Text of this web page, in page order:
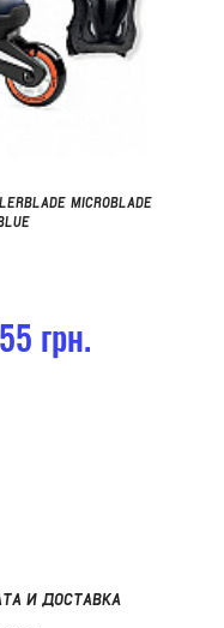
MICROBLADE
грн.
И ДОСТАВКА